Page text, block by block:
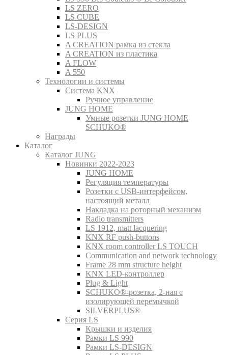
LS ZERO
LS CUBE
LS-DESIGN
LS PLUS
A CREATION рамка из стекла
A CREATION из пластика
A FLOW
A 550
Технологии и системы
Система KNX
Ручное управление
JUNG HOME
Умные розетки JUNG HOME
SCHUKO®
Награды
Каталог
Каталог JUNG
Новинки 2022-2023
JUNG HOME
Регуляция температуры
Розетки с USB-интерфейсом,
настоящий металл
Накладка на роторный механизм
Radio transmitters
LS 1912, matt lacquering
KNX RF push-buttons
KNX room controller LS TOUCH
Communication and network technology
Frame 28 mm structure height
KNX LED-контроллер
Plug & Light
SCHUKO®-розетка, 2-ная с
изолирующей перемычкой
SILVERPLUS®
Серия LS
Крышки и изделия
Рамки LS 990
Рамки LS-DESIGN